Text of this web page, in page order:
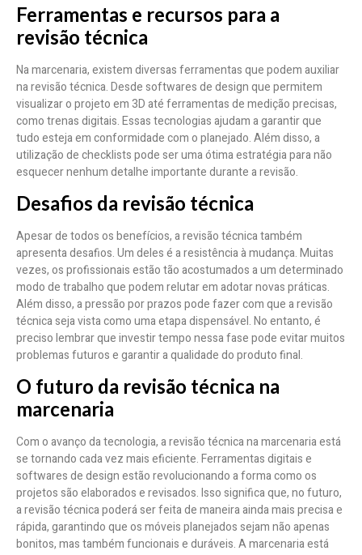
Ferramentas e recursos para a
revisão técnica
Na marcenaria, existem diversas ferramentas que podem auxiliar
na revisão técnica. Desde softwares de design que permitem
visualizar o projeto em 3D até ferramentas de medição precisas,
como trenas digitais. Essas tecnologias ajudam a garantir que
tudo esteja em conformidade com o planejado. Além disso, a
utilização de checklists pode ser uma ótima estratégia para não
esquecer nenhum detalhe importante durante a revisão.
Desafios da revisão técnica
Apesar de todos os benefícios, a revisão técnica também
apresenta desafios. Um deles é a resistência à mudança. Muitas
vezes, os profissionais estão tão acostumados a um determinado
modo de trabalho que podem relutar em adotar novas práticas.
Além disso, a pressão por prazos pode fazer com que a revisão
técnica seja vista como uma etapa dispensável. No entanto, é
preciso lembrar que investir tempo nessa fase pode evitar muitos
problemas futuros e garantir a qualidade do produto final.
O futuro da revisão técnica na
marcenaria
Com o avanço da tecnologia, a revisão técnica na marcenaria está
se tornando cada vez mais eficiente. Ferramentas digitais e
softwares de design estão revolucionando a forma como os
projetos são elaborados e revisados. Isso significa que, no futuro,
a revisão técnica poderá ser feita de maneira ainda mais precisa e
rápida, garantindo que os móveis planejados sejam não apenas
bonitos, mas também funcionais e duráveis. A marcenaria está